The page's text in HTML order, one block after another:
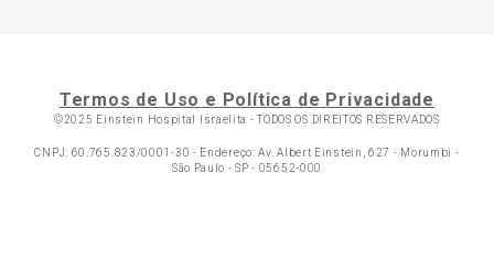
Termos de Uso e Política de Privacidade
©2025 Einstein Hospital Israelita -TODOS OS DIREITOS RESERVADOS
CNPJ: 60.765.823/0001-30 - Endereço: Av. Albert Einstein, 627 - Morumbi -
São Paulo - SP - 05652-000